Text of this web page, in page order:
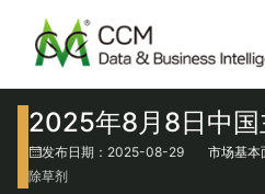
2025年8月8日中国
发布日期：2025-08-29
市场基本
除草剂